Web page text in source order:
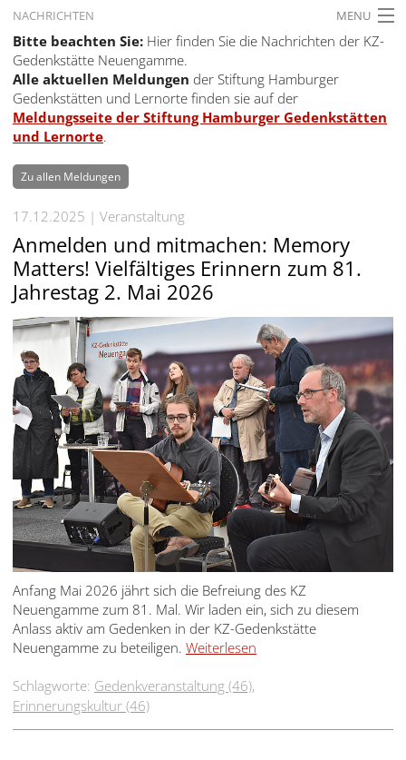
NACHRICHTEN MENU
STARTSEITE
AKTUELLES
AUSSTELLUNGEN
GESCHICHTE
FORSCHUNG
SERVICE
Deutsch
English
Français
Dansk
Español
Italiano
Nederlands
Polski
Português
Bitte beachten Sie: Hier finden Sie die Nachrichten der KZ-
Gedenkstätte Neuengamme.
Alle aktuellen Meldungen der Stiftung Hamburger
Gedenkstätten und Lernorte finden sie auf der
Meldungsseite der Stiftung Hamburger Gedenkstätten
und Lernorte.
Zu allen Meldungen
17.12.2025 Veranstaltung
Anmelden und mitmachen: Memory
Matters! Vielfältiges Erinnern zum 81.
Jahrestag 2. Mai 2026
Anfang Mai 2026 jährt sich die Befreiung des KZ
Neuengamme zum 81. Mal. Wir laden ein, sich zu diesem
Anlass aktiv am Gedenken in der KZ-Gedenkstätte
Neuengamme zu beteiligen. Weiterlesen
Schlagworte: Gedenkveranstaltung (46),
Erinnerungskultur (46)